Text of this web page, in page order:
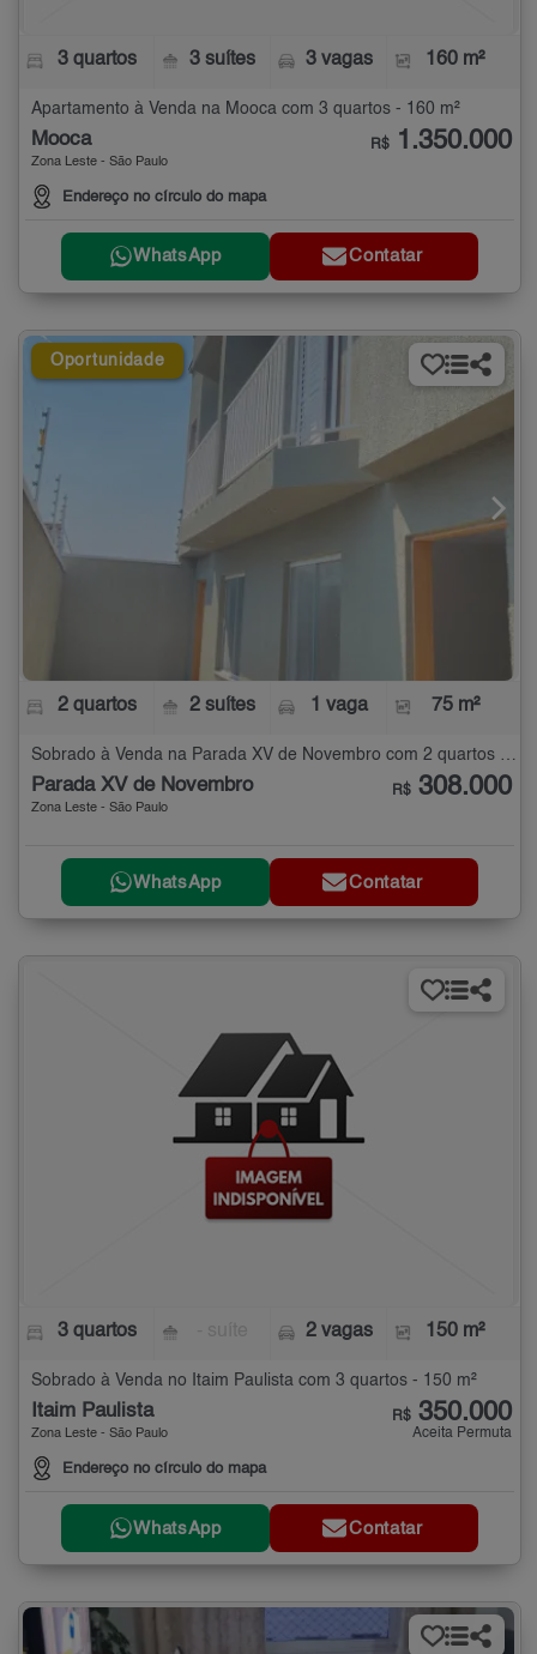
3 quartos 3 suítes 3 vagas 160 m²
Apartamento à Venda na Mooca com 3 quartos - 160 m²
Mooca
Zona Leste - São Paulo
Endereço no círculo do mapa
R$ 1.350.000
WhatsApp Contatar
Oportunidade
2 quartos 2 suítes 1 vaga 75 m²
Sobrado à Venda na Parada XV de Novembro com 2 quartos - 75 m²
Parada XV de Novembro
Zona Leste - São Paulo
R$ 308.000
WhatsApp Contatar
3 quartos 2 vagas 150 m²
Sobrado à Venda no Itaim Paulista com 3 quartos - 150 m²
Itaim Paulista
Zona Leste - São Paulo
Endereço no círculo do mapa
R$ 350.000
Aceita Permuta
WhatsApp Contatar